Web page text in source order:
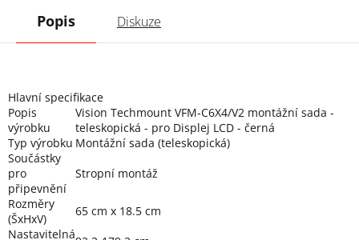
Popis Diskuze
Hlavní specifikace
Popis
výrobku
Vision Techmount VFM-C6X4/V2 montážní sada -
teleskopická - pro Displej LCD - černá
Typ výrobku Montážní sada (teleskopická)
Součástky
pro
připevnění
Stropní montáž
Rozměry
(ŠxHxV)
65 cm x 18.5 cm
Nastavitelná